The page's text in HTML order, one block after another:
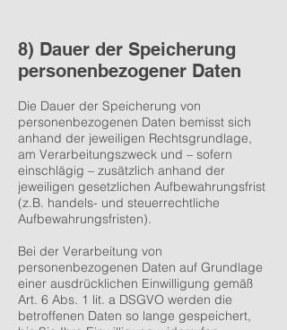
8) Dauer der Speicherung
personenbezogener Daten
Die Dauer der Speicherung von
personenbezogenen Daten bemisst sich
anhand der jeweiligen Rechtsgrundlage,
am Verarbeitungszweck und – sofern
einschlägig – zusätzlich anhand der
jeweiligen gesetzlichen Aufbewahrungsfrist
(z.B. handels- und steuerrechtliche
Aufbewahrungsfristen).
Bei der Verarbeitung von
personenbezogenen Daten auf Grundlage
einer ausdrücklichen Einwilligung gemäß
Art. 6 Abs. 1 lit. a DSGVO werden die
betroffenen Daten so lange gespeichert,